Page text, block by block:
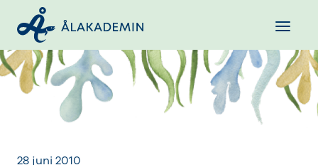
28 juni 2010